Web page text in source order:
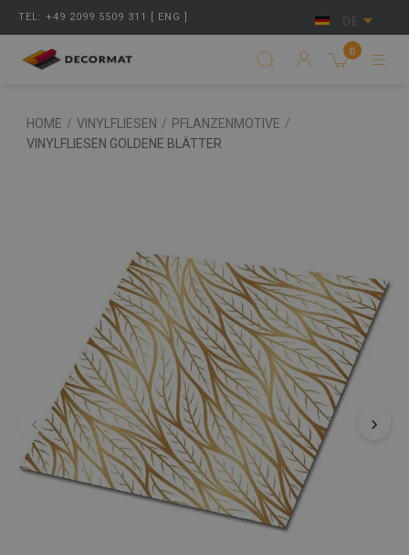
TEL: +49 2099 5509 311 [ ENG ] DE
0
HOME / VINYLFLIESEN / PFLANZENMOTIVE /
VINYLFLIESEN GOLDENE BLÄTTER
‹ ›